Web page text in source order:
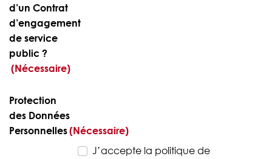
d’un Contrat
d’engagement
de service
public ?
(Nécessaire)
Protection
des Données
Personnelles(Nécessaire)
J’accepte la politique de